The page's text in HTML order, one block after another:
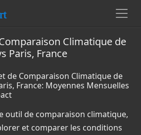
Climatique de
Paris, France
de Comparaison Climatique de
France: Moyennes Mensuelles
outil de comparaison climatique,
et comparer les conditions